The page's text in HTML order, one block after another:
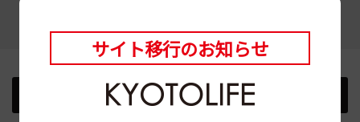
前の記事 次の記事
サイト移行のお知らせ